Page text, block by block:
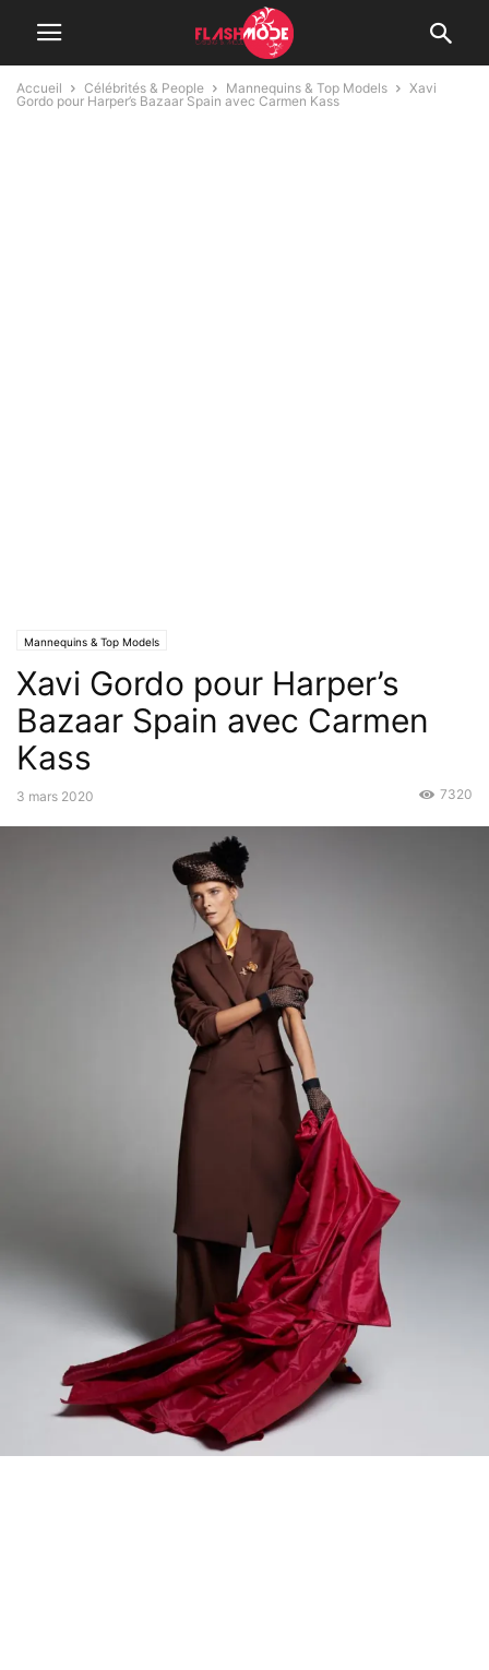
Accueil Célébrités & People Mannequins & Top Models
Xavi
Gordo pour Harper’s Bazaar Spain avec Carmen Kass
Mannequins & Top Models
Xavi Gordo pour Harper’s
Bazaar Spain avec Carmen
Kass
3 mars 2020 7320